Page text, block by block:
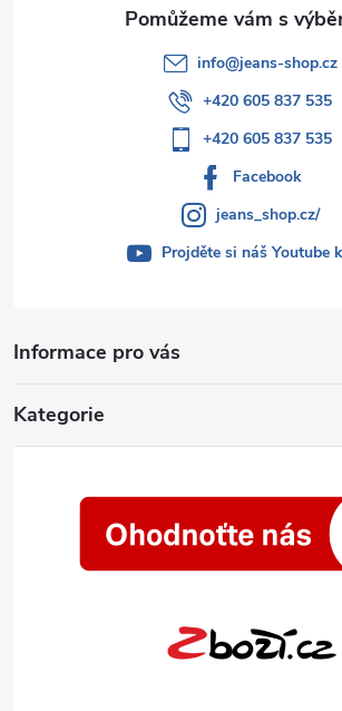
Informace pro vás
Kategorie
info@jeans-shop.cz
+420 605 837 535
+420 605 837 535
Facebook
jeans_shop.cz/
Projděte si náš Youtube